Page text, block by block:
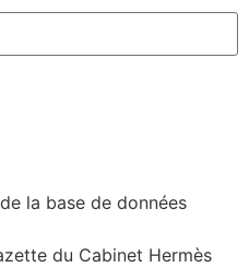
la base de données
du Cabinet Hermès